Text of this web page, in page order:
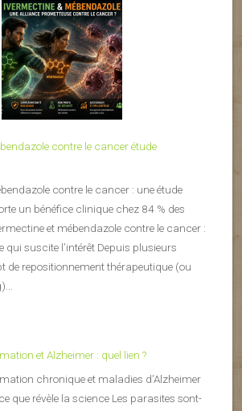
contre le cancer étude
contre le cancer : une étude
un bénéfice clinique chez 84 % des
et mébendazole contre le cancer :
qui suscite l’intérêt Depuis plusieurs
de repositionnement thérapeutique (ou
et Alzheimer : quel lien ?
chronique et maladies d’Alzheimer
que révèle la science Les parasites sont-